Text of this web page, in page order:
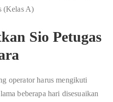
(Kelas A)
Sio Petugas
operator harus mengikuti
beberapa hari disesuaikan